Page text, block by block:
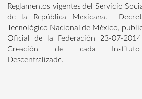
Reglamentos vigentes del Servicio
de la República Mexicana.
Tecnológico Nacional de México,
Oficial de la Federación 23-07-
Creación de cada Instituto
Descentralizado.